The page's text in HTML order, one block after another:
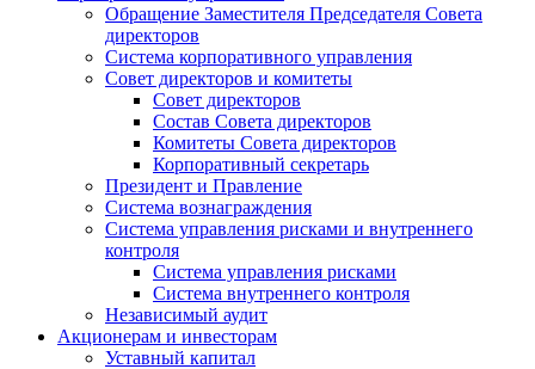
Обращение Заместителя Председателя Совета
директоров
Система корпоративного управления
Совет директоров и комитеты
Совет директоров
Состав Совета директоров
Комитеты Совета директоров
Корпоративный секретарь
Президент и Правление
Система вознаграждения
Система управления рисками и внутреннего
контроля
Система управления рисками
Система внутреннего контроля
Независимый аудит
Акционерам и инвесторам
Уставный капитал